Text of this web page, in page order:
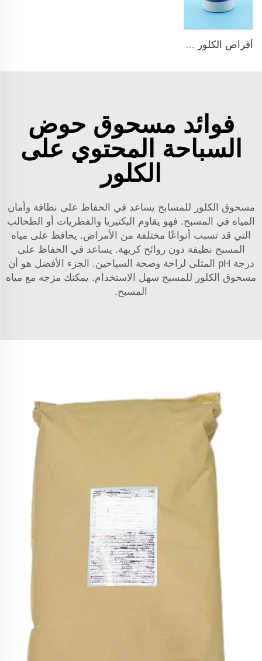
أقراص الكلور TCCA للبассين
فوائد مسحوق حوض
السباحة المحتوي على
الكلور
مسحوق الكلور للمسابح يساعد في الحفاظ على نظافة وأمان
المياه في المسبح. فهو يقاوم البكتيريا والفطريات أو الطحالب
التي قد تسبب أنواعًا مختلفة من الأمراض. يحافظ على مياه
المسبح نظيفة دون روائح كريهة. يساعد في الحفاظ على
درجة pH المثلى لراحة وصحة السباحين. الجزء الأفضل هو أن
مسحوق الكلور للمسبح سهل الاستخدام. يمكنك مزجه مع مياه
المسبح.